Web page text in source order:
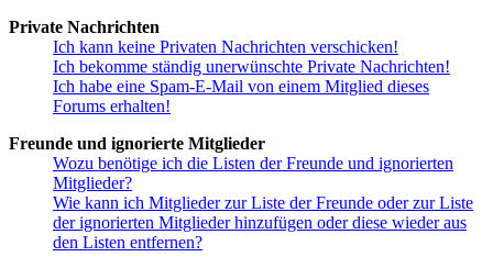
Private Nachrichten
Ich kann keine Privaten Nachrichten verschicken!
Ich bekomme ständig unerwünschte Private Nachrichten!
Ich habe eine Spam-E-Mail von einem Mitglied dieses
Forums erhalten!
Freunde und ignorierte Mitglieder
Wozu benötige ich die Listen der Freunde und ignorierten
Mitglieder?
Wie kann ich Mitglieder zur Liste der Freunde oder zur Liste
der ignorierten Mitglieder hinzufügen oder diese wieder aus
den Listen entfernen?